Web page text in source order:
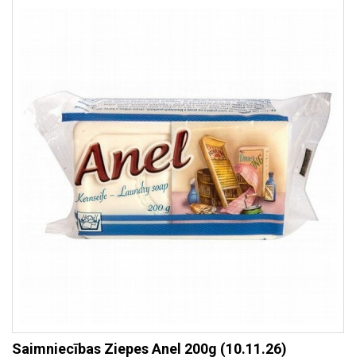
Saimniecības Ziepes Anel 200g (10.11.26)